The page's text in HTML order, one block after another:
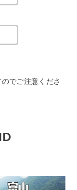
でご注意くださ